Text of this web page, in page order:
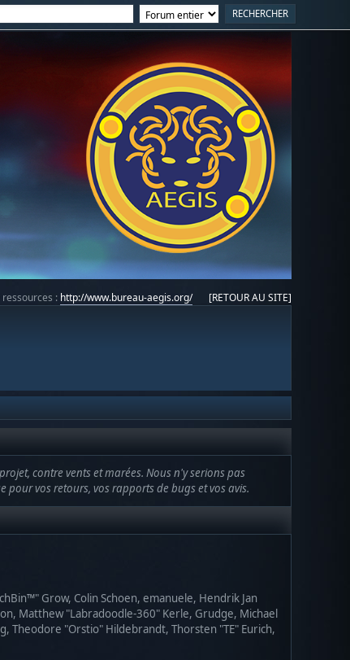
[RETOUR AU SITE]
: http://www.bureau-aegis.org/
contre vents et marées. Nous n'y serions pas
pour vos retours, vos rapports de bugs et vos avis.
Grow, Colin Schoen, emanuele, Hendrik Jan
Matthew "Labradoodle-360" Kerle, Grudge, Michael
Theodore "Orstio" Hildebrandt, Thorsten "TE" Eurich,